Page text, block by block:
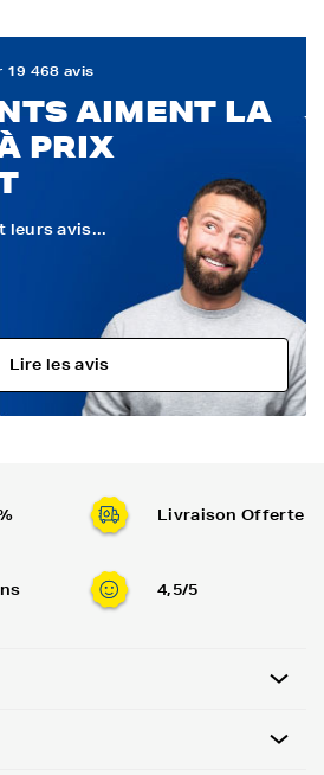
19 468 avis
AIMENT LA
PRIX
leurs avis...
Lire les avis
Livraison Offerte
4,5/5